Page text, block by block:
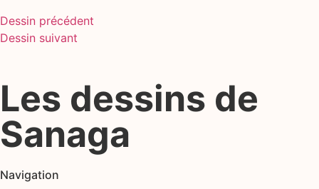
Dessin précédent
Dessin suivant
Les dessins de
Sanaga
Navigation